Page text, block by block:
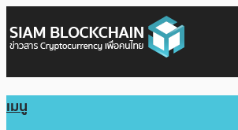
เมนู